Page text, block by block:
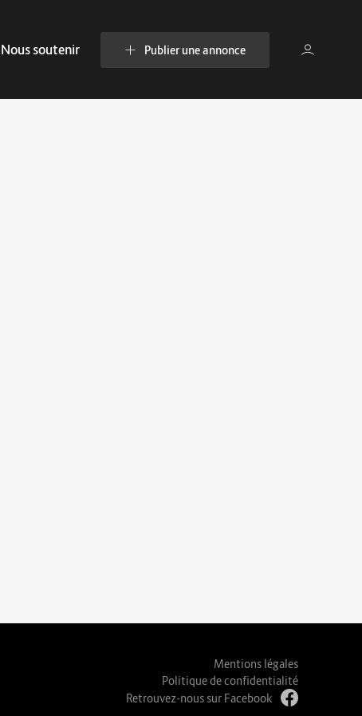
Nous soutenir Publier une annonce
Mentions légales
Politique de confidentialité
Retrouvez-nous sur Facebook